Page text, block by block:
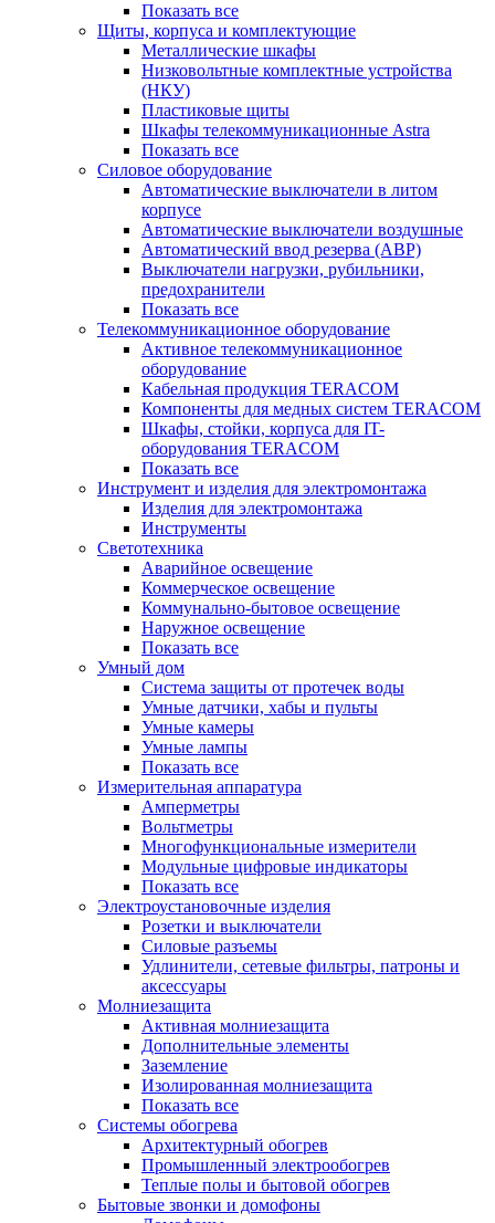
Показать все
Щиты, корпуса и комплектующие
Металлические шкафы
Низковольтные комплектные устройства
(НКУ)
Пластиковые щиты
Шкафы телекоммуникационные Astra
Показать все
Силовое оборудование
Автоматические выключатели в литом
корпусе
Автоматические выключатели воздушные
Автоматический ввод резерва (АВР)
Выключатели нагрузки, рубильники,
предохранители
Показать все
Телекоммуникационное оборудование
Активное телекоммуникационное
оборудование
Кабельная продукция TERACOM
Компоненты для медных систем TERACOM
Шкафы, стойки, корпуса для IT-
оборудования TERACOM
Показать все
Инструмент и изделия для электромонтажа
Изделия для электромонтажа
Инструменты
Светотехника
Аварийное освещение
Коммерческое освещение
Коммунально-бытовое освещение
Наружное освещение
Показать все
Умный дом
Система защиты от протечек воды
Умные датчики, хабы и пульты
Умные камеры
Умные лампы
Показать все
Измерительная аппаратура
Амперметры
Вольтметры
Многофункциональные измерители
Модульные цифровые индикаторы
Показать все
Электроустановочные изделия
Розетки и выключатели
Силовые разъемы
Удлинители, сетевые фильтры, патроны и
аксессуары
Молниезащита
Активная молниезащита
Дополнительные элементы
Заземление
Изолированная молниезащита
Показать все
Системы обогрева
Архитектурный обогрев
Промышленный электрообогрев
Теплые полы и бытовой обогрев
Бытовые звонки и домофоны